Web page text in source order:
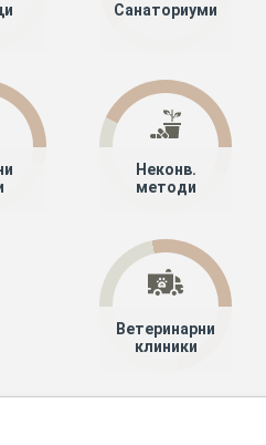
Санаториуми
Неконв.
методи
Ветеринарни
клиники